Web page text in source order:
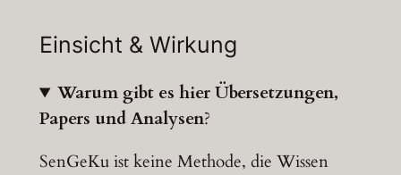
Einsicht & Wirkung
Warum gibt es hier Übersetzungen,
Papers und Analysen?
SenGeKu ist keine Methode, die Wissen